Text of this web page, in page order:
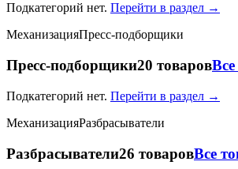
Подкатегорий нет. Перейти в раздел →
МеханизацияПресс-подборщики
Пресс-подборщики20 товаров
Подкатегорий нет. Перейти в раздел →
МеханизацияРазбрасыватели
Разбрасыватели26 товаровВсе